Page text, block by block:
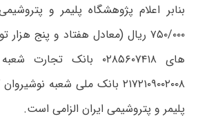
بنابر اعلام پژوهشگاه پلیمر و
۷۵۰/۰۰۰ ریال (معادل هفتاد و پنج
پلیمر و پتروشیمی ایران الزامی است.